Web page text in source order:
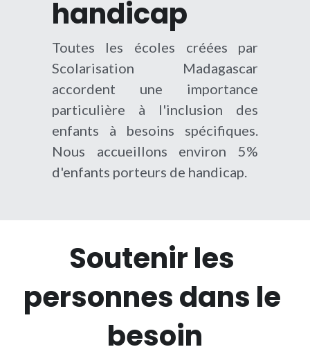
handicap
Toutes les écoles créées par
Scolarisation Madagascar
accordent une importance
particulière à l'inclusion des
enfants à besoins spécifiques.
Nous accueillons environ 5%
d'enfants porteurs de handicap.
Soutenir les
personnes dans le
besoin